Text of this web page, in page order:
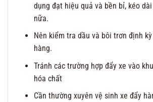
dụng đạt hiệu quả và bền bỉ, kéo
nữa.
Nên kiểm tra dầu và bôi trơn định
hàng.
Tránh các trường hợp đẩy xe vào
hóa chất
Cần thường xuyên vệ sinh xe đẩy